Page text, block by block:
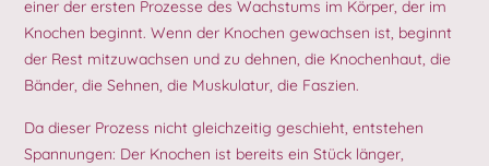
einer der ersten Prozesse des Wachstums im Körper, der im
Knochen beginnt. Wenn der Knochen gewachsen ist, beginnt
der Rest mitzuwachsen und zu dehnen, die Knochenhaut, die
Bänder, die Sehnen, die Muskulatur, die Faszien.
Da dieser Prozess nicht gleichzeitig geschieht, entstehen
Spannungen: Der Knochen ist bereits ein Stück länger,